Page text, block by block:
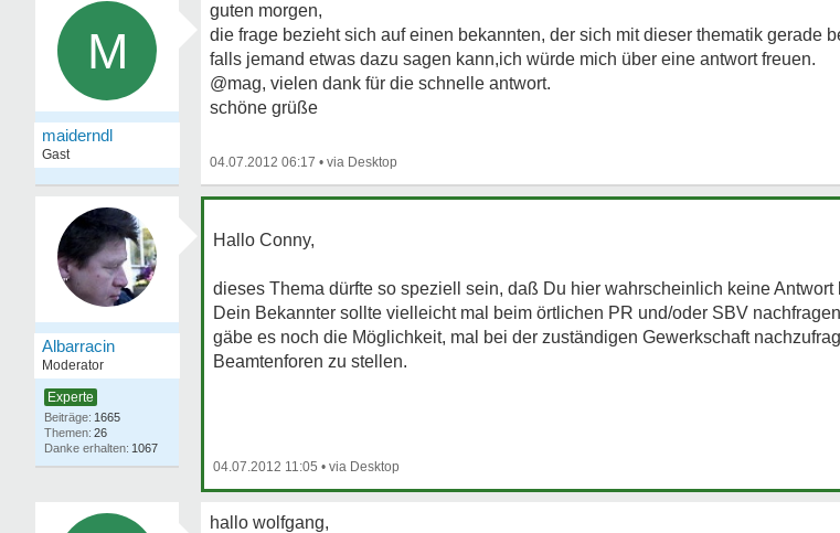
M
maiderndl
Gast
guten morgen,
die frage bezieht sich auf einen bekannten, der sich mit dieser thematik gerade
falls jemand etwas dazu sagen kann,ich würde mich über eine antwort freuen.
@mag, vielen dank für die schnelle antwort.
schöne grüße
04.07.2012 06:17 •
Albarracin
Moderator
Experte
1665
26
1067
Hallo Conny,
dieses Thema dürfte so speziell sein, daß Du hier wahrscheinlich keine Antwort
Dein Bekannter sollte vielleicht mal beim örtlichen PR und/oder SBV
gäbe es noch die Möglichkeit, mal bei der zuständigen Gewerkschaft
Beamtenforen zu stellen.
04.07.2012 11:05 •
hallo wolfgang,